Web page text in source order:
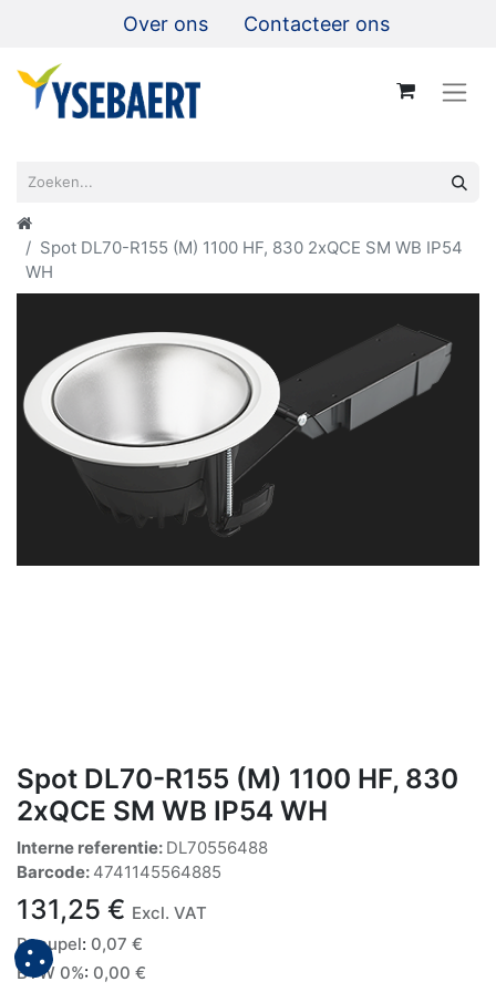
Over ons Contacteer ons
Spot DL70-R155 (M) 1100 HF, 830 2xQCE SM WB IP54
WH
Spot DL70-R155 (M) 1100 HF, 830
2xQCE SM WB IP54 WH
Interne referentie: DL70556488
Barcode: 4741145564885
131,25 € Excl. VAT
Recupel: 0,07 €
BTW 0%: 0,00 €